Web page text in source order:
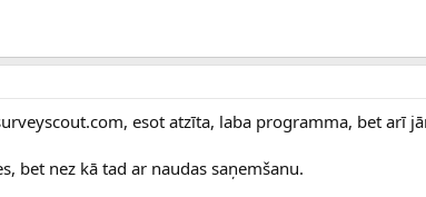
esot atzīta, laba programma, bet arī
bet nez kā tad ar naudas saņemšanu.